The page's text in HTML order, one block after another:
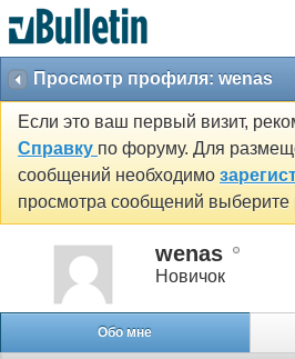
Просмотр профиля: wenas
Если это ваш первый визит,
Справку по форуму. Для
сообщений необходимо
просмотра сообщений выберите
wenas
Новичок
Обо мне